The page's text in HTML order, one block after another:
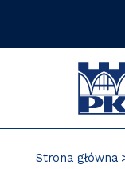
Strona główna